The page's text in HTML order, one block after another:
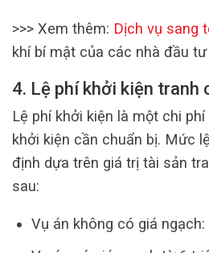
>>> Xem thêm: Dịch vụ sang
khí bí mật của các nhà đầu
4. Lệ phí khởi kiện tranh
Lệ phí khởi kiện là một chi
khởi kiện cần chuẩn bị. Mức
định dựa trên giá trị tài sản
sau:
Vụ án không có giá ngạch: